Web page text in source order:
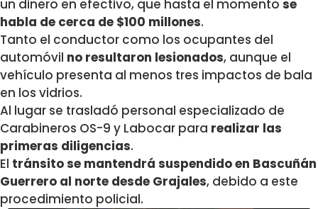
un dinero en efectivo, que hasta el momento se
habla de cerca de $100 millones.
Tanto el conductor como los ocupantes del
automóvil no resultaron lesionados, aunque el
vehículo presenta al menos tres impactos de bala
en los vidrios.
Al lugar se trasladó personal especializado de
Carabineros OS-9 y Labocar para realizar las
primeras diligencias.
El tránsito se mantendrá suspendido en Bascuñán
Guerrero al norte desde Grajales, debido a este
procedimiento policial.